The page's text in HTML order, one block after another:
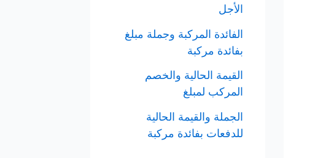
الأجل
الفائدة المركبة وجملة مبلغ
بفائدة مركبة
القيمة الحالية والخصم
المركب لمبلغ
الجملة والقيمة الحالية
للدفعات بفائدة مركبة